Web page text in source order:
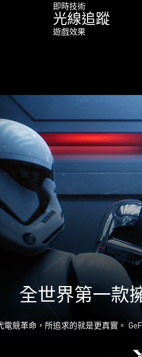
即時技術
光線追蹤
遊戲效果
全世界第一款
電競革命，所追求的就是更真實。